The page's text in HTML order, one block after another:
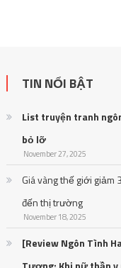
TIN NỔI BẬT
List truyện tranh
bỏ lỡ
November 27, 2025
Giá vàng thế giới giảm
đến thị trường
November 18, 2025
[Review Ngôn Tình